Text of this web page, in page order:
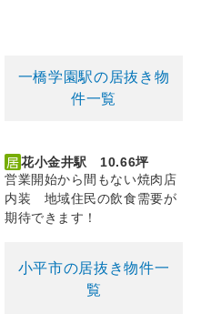
一橋学園駅の居抜き物
件一覧
花小金井駅 10.66坪
営業開始から間もない焼肉店
内装 地域住民の飲食需要が
期待できます！
小平市の居抜き物件一
覧